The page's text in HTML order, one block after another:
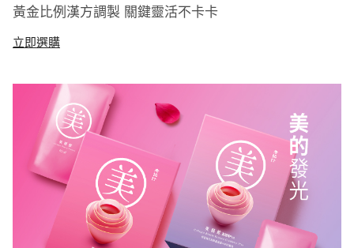
黃金比例漢方調製 關鍵靈活不卡卡
立即選購